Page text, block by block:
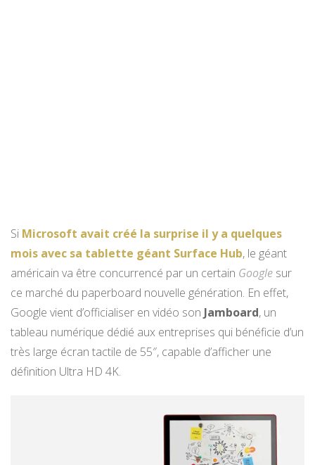
Si Microsoft avait créé la surprise il y a quelques
mois avec sa tablette géant Surface Hub, le géant
américain va être concurrencé par un certain Google sur
ce marché du paperboard nouvelle génération. En effet,
Google vient d’officialiser en vidéo son Jamboard, un
tableau numérique dédié aux entreprises qui bénéficie d’un
très large écran tactile de 55″, capable d’afficher une
définition Ultra HD 4K.